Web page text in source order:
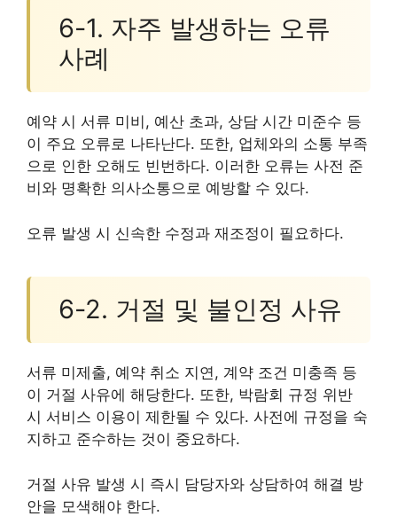
6-1. 자주 발생하는 오류
사례
예약 시 서류 미비, 예산 초과, 상담 시간 미준수 등
이 주요 오류로 나타난다. 또한, 업체와의 소통 부족
으로 인한 오해도 빈번하다. 이러한 오류는 사전 준
비와 명확한 의사소통으로 예방할 수 있다.
오류 발생 시 신속한 수정과 재조정이 필요하다.
6-2. 거절 및 불인정 사유
서류 미제출, 예약 취소 지연, 계약 조건 미충족 등
이 거절 사유에 해당한다. 또한, 박람회 규정 위반
시 서비스 이용이 제한될 수 있다. 사전에 규정을 숙
지하고 준수하는 것이 중요하다.
거절 사유 발생 시 즉시 담당자와 상담하여 해결 방
안을 모색해야 한다.